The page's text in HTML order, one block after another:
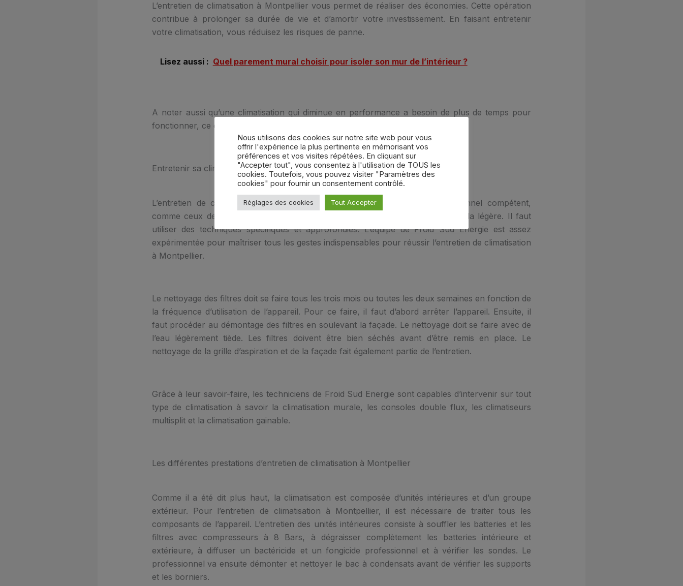
L’entretien de climatisation à Montpellier vous permet de réaliser des économies. Cette opération
contribue à prolonger sa durée de vie et d’amortir votre investissement. En faisant entretenir
votre climatisation, vous réduisez les risques de panne.
Lisez aussi : Quel parement mural choisir pour isoler son mur de l’intérieur ?
A noter aussi qu’une climatisation qui diminue en performance a besoin de plus de temps pour
fonctionner, ce qui va augmenter votre facture en énergie.
Entretenir sa climatisation grâce à Froid Sud Energie
L’entretien de climatisation à Montpellier doit être effectué par un professionnel compétent,
comme ceux de chez Froid Sud Energie. En effet, cela ne doit pas se faire à la légère. Il faut
utiliser des techniques spécifiques et approfondies. L’équipe de Froid Sud Energie est assez
expérimentée pour maîtriser tous les gestes indispensables pour réussir l’entretien de climatisation
à Montpellier.
Le nettoyage des filtres doit se faire tous les trois mois ou toutes les deux semaines en fonction de
la fréquence d’utilisation de l’appareil. Pour ce faire, il faut d’abord arrêter l’appareil. Ensuite, il
faut procéder au démontage des filtres en soulevant la façade. Le nettoyage doit se faire avec de
l’eau légèrement tiède. Les filtres doivent être bien séchés avant d’être remis en place. Le
nettoyage de la grille d’aspiration et de la façade fait également partie de l’entretien.
Grâce à leur savoir-faire, les techniciens de Froid Sud Energie sont capables d’intervenir sur tout
type de climatisation à savoir la climatisation murale, les consoles double flux, les climatiseurs
multisplit et la climatisation gainable.
Les différentes prestations d’entretien de climatisation à Montpellier
Comme il a été dit plus haut, la climatisation est composée d’unités intérieures et d’un groupe
extérieur. Pour l’entretien de climatisation à Montpellier, il est nécessaire de traiter tous les
composants de l’appareil. L’entretien des unités intérieures consiste à souffler les batteries et les
filtres avec compresseurs à 8 Bars, à dégraisser complètement les batteries intérieure et
extérieure, à diffuser un bactéricide et un fongicide professionnel et à vérifier les sondes. Le
professionnel va ensuite démonter et nettoyer le bac à condensats avant de vérifier les supports
et les borniers.
Nous utilisons des cookies sur notre site web pour vous
offrir l'expérience la plus pertinente en mémorisant vos
préférences et vos visites répétées. En cliquant sur
"Accepter tout", vous consentez à l'utilisation de TOUS les
cookies. Toutefois, vous pouvez visiter "Paramètres des
cookies" pour fournir un consentement contrôlé.
Réglages des cookies Tout Accepter